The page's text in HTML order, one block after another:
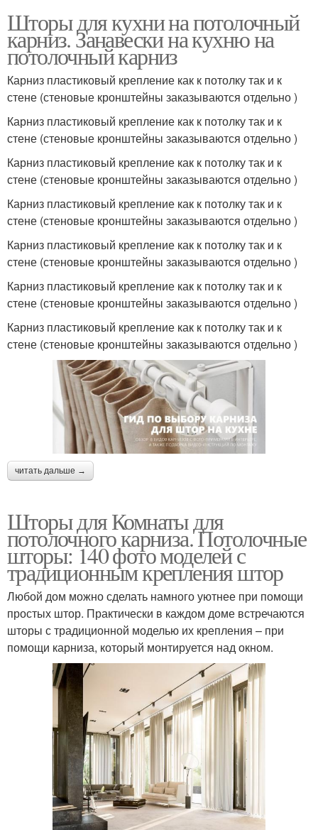
Шторы для кухни на потолочный
карниз. Занавески на кухню на
потолочный карниз
Карниз пластиковый крепление как к потолку так и к
стене (стеновые кронштейны заказываются отдельно )
Карниз пластиковый крепление как к потолку так и к
стене (стеновые кронштейны заказываются отдельно )
Карниз пластиковый крепление как к потолку так и к
стене (стеновые кронштейны заказываются отдельно )
Карниз пластиковый крепление как к потолку так и к
стене (стеновые кронштейны заказываются отдельно )
Карниз пластиковый крепление как к потолку так и к
стене (стеновые кронштейны заказываются отдельно )
Карниз пластиковый крепление как к потолку так и к
стене (стеновые кронштейны заказываются отдельно )
Карниз пластиковый крепление как к потолку так и к
стене (стеновые кронштейны заказываются отдельно )
читать дальше →
Шторы для Комнаты для
потолочного карниза. Потолочные
шторы: 140 фото моделей с
традиционным крепления штор
Любой дом можно сделать намного уютнее при помощи
простых штор. Практически в каждом доме встречаются
шторы с традиционной моделью их крепления – при
помощи карниза, который монтируется над окном.